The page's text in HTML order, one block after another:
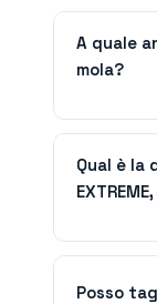
A quale
mola?
Qual è la
Posso